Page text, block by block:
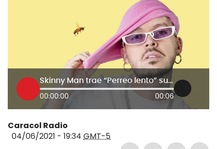
Skinny Man trae “Perreo lento” su Segundo sencillo
00:00:00 00:06
Caracol Radio
04/06/2021 - 19:34 GMT-5